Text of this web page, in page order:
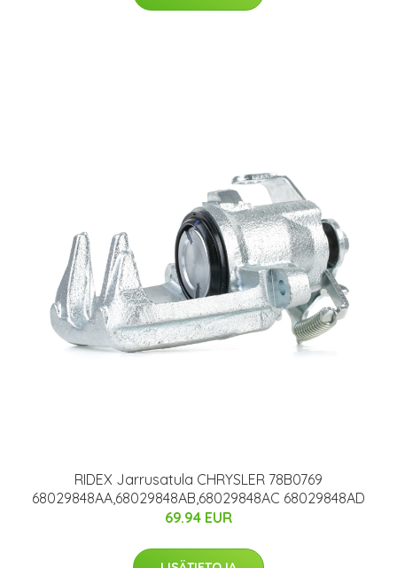
RIDEX Jarrusatula CHRYSLER 78B0769
68029848AA,68029848AB,68029848AC 68029848AD
69.94 EUR